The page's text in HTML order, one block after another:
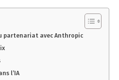
partenariat avec Anthropic
l’IA